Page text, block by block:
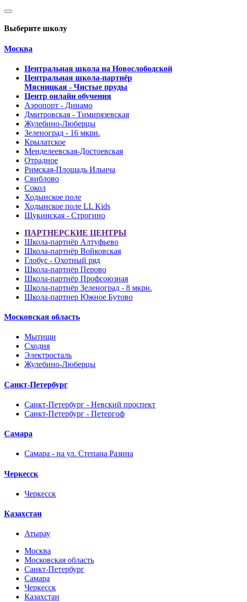
Выберите школу
Москва
Центральная школа на Новослободской
Центральная школа-партнёр
Мясницкая - Чистые пруды
Центр онлайн обучения
Аэропорт - Динамо
Дмитровская - Тимирязевская
Жулебино-Люберцы
Зеленоград - 16 мкрн.
Крылатское
Менделеевская-Достоевская
Отрадное
Римская-Площадь Ильича
Свиблово
Сокол
Ходынское поле
Ходынское поле LL Kids
Щукинская - Строгино
ПАРТНЕРСКИЕ ЦЕНТРЫ
Школа-партнёр Алтуфьево
Школа-партнёр Войковская
Глобус - Охотный ряд
Школа-партнёр Перово
Школа-партнёр Профсоюзная
Школа-партнёр Зеленоград - 8 мкрн.
Школа-партнер Южное Бутово
Московская область
Мытищи
Сходня
Электросталь
Жулебино-Люберцы
Санкт-Петербург
Санкт-Петербург - Невский проспект
Санкт-Петербург - Петергоф
Самара
Самара - на ул. Степана Разина
Черкесск
Черкесск
Казахстан
Атырау
Москва
Московская область
Санкт-Петербург
Самара
Черкесск
Казахстан